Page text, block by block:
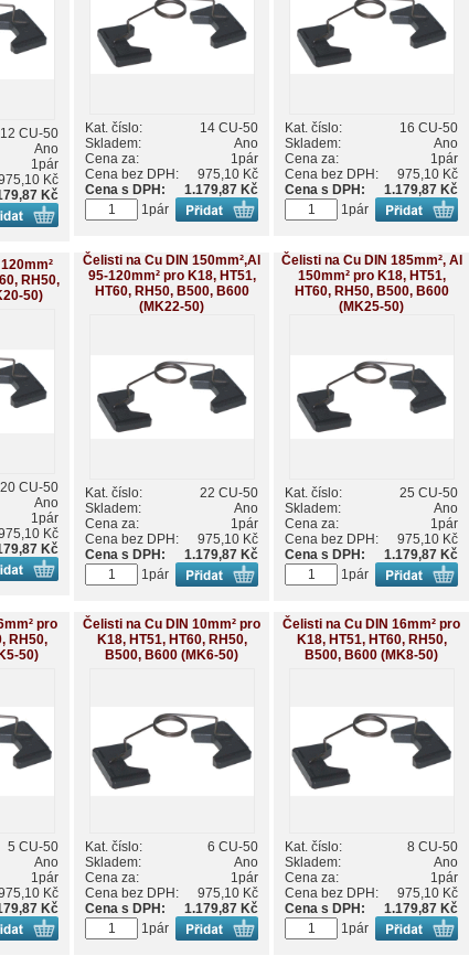
12 CU-50
Ano
1pár
Kč
Kč
Kat. číslo:
14 CU-50
Skladem:
Ano
Cena za:
1pár
Cena bez DPH:
975,10 Kč
Cena s DPH:
1.179,87 Kč
1pár
Kat. číslo:
16 CU-50
Skladem:
Ano
Cena za:
1pár
Cena bez DPH:
975,10 Kč
Cena s DPH:
1.179,87 Kč
1pár
RH50,
50)
20 CU-50
Ano
1pár
Kč
Kč
Čelisti na Cu DIN 150mm²,Al
95-120mm² pro K18, HT51,
HT60, RH50, B500, B600
(MK22-50)
Kat. číslo:
22 CU-50
Skladem:
Ano
Cena za:
1pár
Cena bez DPH:
975,10 Kč
Cena s DPH:
1.179,87 Kč
1pár
Čelisti na Cu DIN 185mm², Al
150mm² pro K18, HT51,
HT60, RH50, B500, B600
(MK25-50)
Kat. číslo:
25 CU-50
Skladem:
Ano
Cena za:
1pár
Cena bez DPH:
975,10 Kč
Cena s DPH:
1.179,87 Kč
1pár
pro
RH50,
50)
5 CU-50
Ano
1pár
Kč
Kč
Čelisti na Cu DIN 10mm² pro
K18, HT51, HT60, RH50,
B500, B600 (MK6-50)
Kat. číslo:
6 CU-50
Skladem:
Ano
Cena za:
1pár
Cena bez DPH:
975,10 Kč
Cena s DPH:
1.179,87 Kč
1pár
Čelisti na Cu DIN 16mm² pro
K18, HT51, HT60, RH50,
B500, B600 (MK8-50)
Kat. číslo:
8 CU-50
Skladem:
Ano
Cena za:
1pár
Cena bez DPH:
975,10 Kč
Cena s DPH:
1.179,87 Kč
1pár